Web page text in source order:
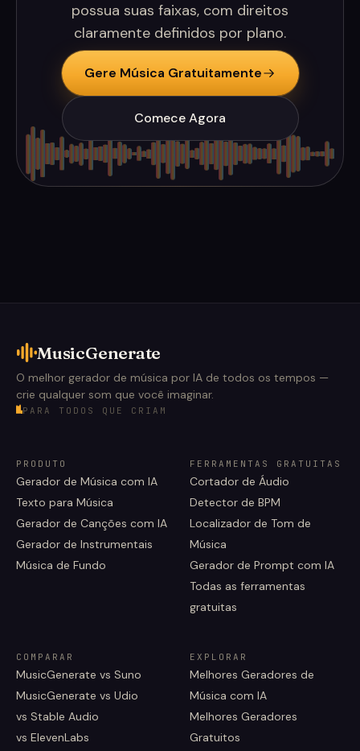
possua suas faixas, com direitos
claramente definidos por plano.
Gere Música Gratuitamente
Comece Agora
MusicGenerate
O melhor gerador de música por IA de todos os tempos —
crie qualquer som que você imaginar.
PARA TODOS QUE CRIAM
PRODUTO
Gerador de Música com IA
Texto para Música
Gerador de Canções com IA
Gerador de Instrumentais
Música de Fundo
FERRAMENTAS GRATUITAS
Cortador de Áudio
Detector de BPM
Localizador de Tom de
Música
Gerador de Prompt com IA
Todas as ferramentas
gratuitas
COMPARAR
MusicGenerate vs Suno
MusicGenerate vs Udio
vs Stable Audio
vs ElevenLabs
EXPLORAR
Melhores Geradores de
Música com IA
Melhores Geradores
Gratuitos